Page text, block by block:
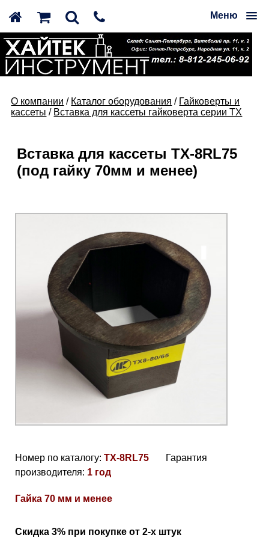
Меню
О компании / Каталог оборудования / Гайковерты и
кассеты / Вставка для кассеты гайковерта серии TX
Вставка для кассеты TX-8RL75
(под гайку 70мм и менее)
Номер по каталогу: TX-8RL75
Гарантия
производителя: 1 год
Гайка 70 мм и менее
Скидка 3% при покупке от 2-х штук